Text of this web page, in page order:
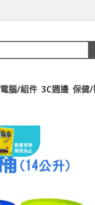
電腦/組件 3C週邊 保健/